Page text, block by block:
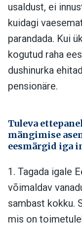
usaldust, ei
kuidagi
parandada. Kui
kogutud raha
dushinurka
pensionäre.
Tuleva
mängimise
eesmärgid iga
1. Tagada igale
võimaldav
sambast kokku.
mis on